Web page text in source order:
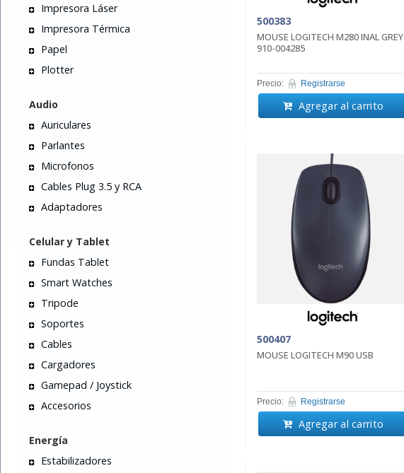
Impresora Láser
Impresora Térmica
Papel
Plotter
Audio
Auriculares
Parlantes
Microfonos
Cables Plug 3.5 y RCA
Adaptadores
Celular y Tablet
Fundas Tablet
Smart Watches
Tripode
Soportes
Cables
Cargadores
Gamepad / Joystick
Accesorios
Energía
Estabilizadores
500383
MOUSE LOGITECH M280 INAL GREY
910-004285
Precio: Registrarse
Agregar al carrito
500407
MOUSE LOGITECH M90 USB
Precio: Registrarse
Agregar al carrito